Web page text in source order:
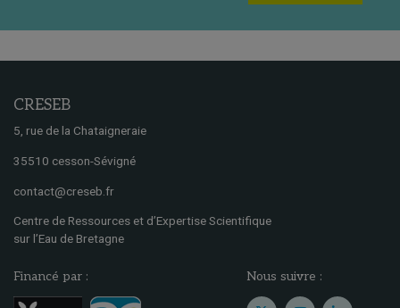
CRESEB
5, rue de la Chataigneraie
35510 cesson-Sévigné
contact@creseb.fr
Centre de Ressources et d’Expertise Scientifique
sur l’Eau de Bretagne
Financé par : Nous suivre :